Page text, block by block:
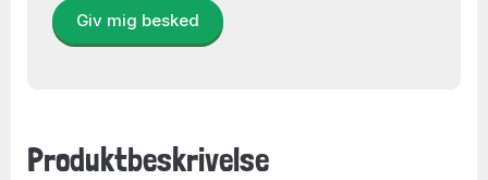
Giv mig besked
Produktbeskrivelse